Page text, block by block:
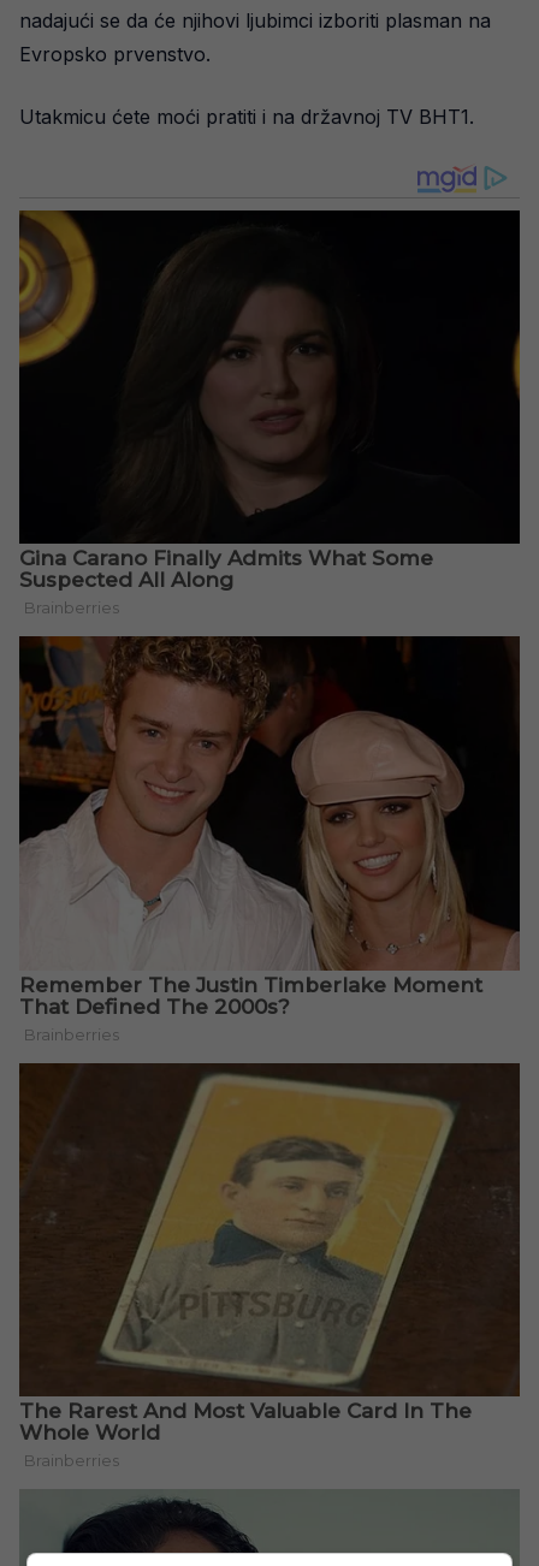
nadajući se da će njihovi ljubimci izboriti plasman na
Evropsko prvenstvo.
Utakmicu ćete moći pratiti i na državnoj TV BHT1.